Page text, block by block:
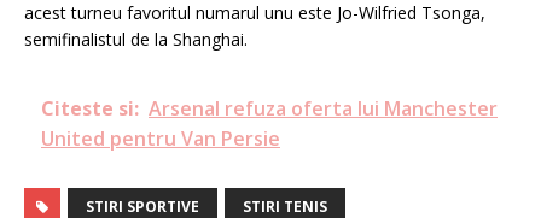
acest turneu favoritul numarul unu este Jo-Wilfried Tsonga,
semifinalistul de la Shanghai.
Citeste si: Arsenal refuza oferta lui Manchester
United pentru Van Persie
STIRI SPORTIVE STIRI TENIS